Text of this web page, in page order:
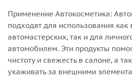
Применение Автокосметика:
подходят для использования
автомастерских, так и для
автомобилем. Эти продукты
чистоту и свежесть в салоне, а
ухаживать за внешними